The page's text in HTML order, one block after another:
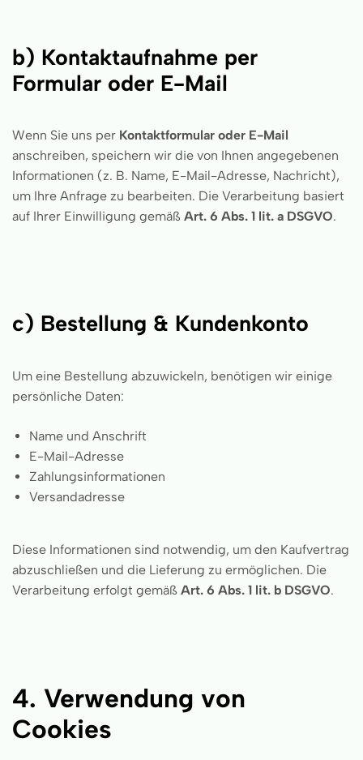
b) Kontaktaufnahme per
Formular oder E-Mail
Wenn Sie uns per Kontaktformular oder E-Mail
anschreiben, speichern wir die von Ihnen angegebenen
Informationen (z. B. Name, E-Mail-Adresse, Nachricht),
um Ihre Anfrage zu bearbeiten. Die Verarbeitung basiert
auf Ihrer Einwilligung gemäß Art. 6 Abs. 1 lit. a DSGVO.
c) Bestellung & Kundenkonto
Um eine Bestellung abzuwickeln, benötigen wir einige
persönliche Daten:
Name und Anschrift
E-Mail-Adresse
Zahlungsinformationen
Versandadresse
Diese Informationen sind notwendig, um den Kaufvertrag
abzuschließen und die Lieferung zu ermöglichen. Die
Verarbeitung erfolgt gemäß Art. 6 Abs. 1 lit. b DSGVO.
4. Verwendung von
Cookies